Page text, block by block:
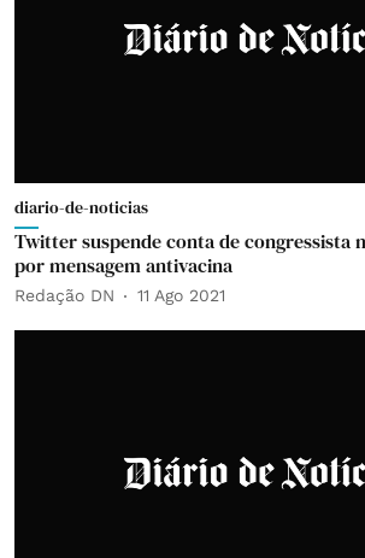
diario-de-noticias
Twitter suspende conta de congressista
por mensagem antivacina
Redação DN 11 Ago 2021